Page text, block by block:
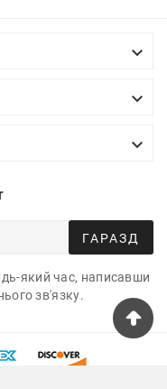



ГАРАЗД
який час, написавши
зв'язку.